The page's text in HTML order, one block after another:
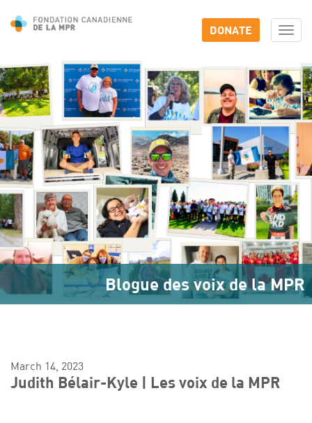
DONATE
Blogue des voix de la MPR
March 14, 2023
Judith Bélair-Kyle | Les voix de la MPR